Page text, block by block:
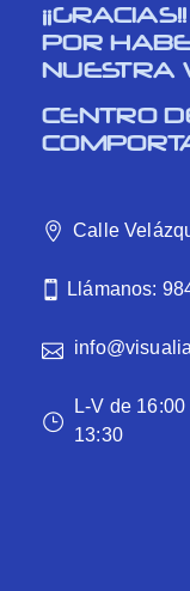
POR
NUESTRA
CENTRO
Calle
Llámanos:
L-V de
13:30